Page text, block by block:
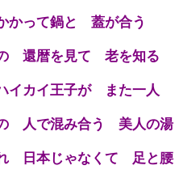
って鍋と 蓋が合う
還暦を見て 老を知る
カイ王子が また一人
人で混み合う 美人の湯
日本じゃなくて 足と腰